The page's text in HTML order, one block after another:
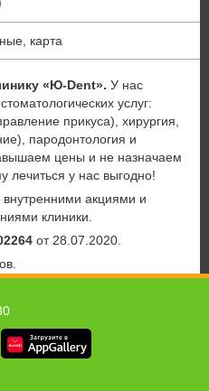
карта
«Ю-Dent». У нас
услуг:
прикуса), хирургия,
пародонтология и
цены и не назначаем
лечиться у нас выгодно!
акциями и
клиники.
от 28.07.2020.
Необходимо